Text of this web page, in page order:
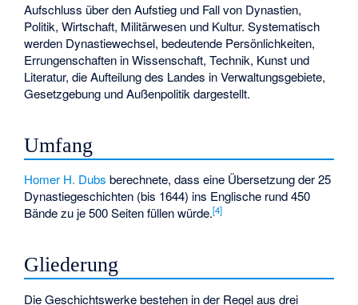
Aufschluss über den Aufstieg und Fall von Dynastien,
Politik, Wirtschaft, Militärwesen und Kultur. Systematisch
werden Dynastiewechsel, bedeutende Persönlichkeiten,
Errungenschaften in Wissenschaft, Technik, Kunst und
Literatur, die Aufteilung des Landes in Verwaltungsgebiete,
Gesetzgebung und Außenpolitik dargestellt.
Umfang
Homer H. Dubs berechnete, dass eine Übersetzung der 25
Dynastiegeschichten (bis 1644) ins Englische rund 450
Bände zu je 500 Seiten füllen würde.[4]
Gliederung
Die Geschichtswerke bestehen in der Regel aus drei